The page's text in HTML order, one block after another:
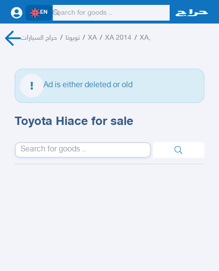
EN
حراج السيارات / تويوتا / XA / XA 2014 / XA,
Ad is either deleted or old
Toyota Hiace for sale